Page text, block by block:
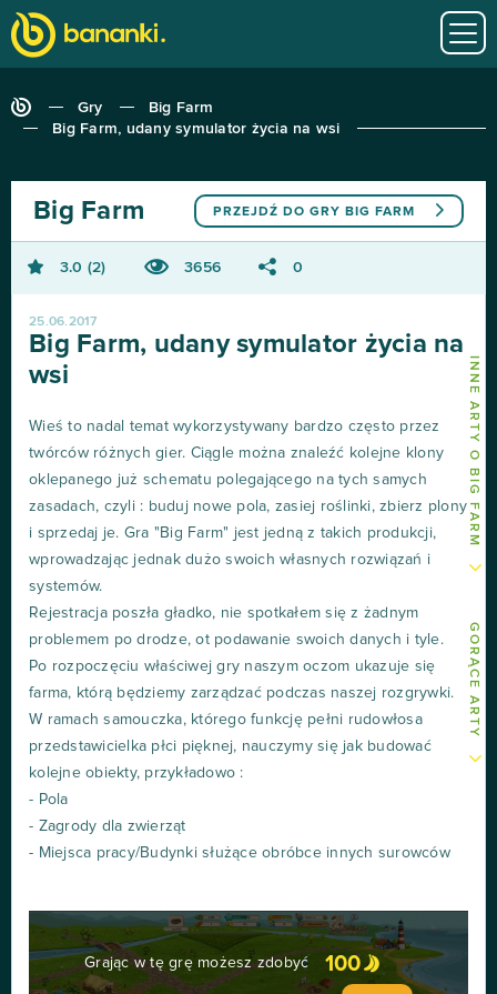
Gry
Big Farm
Big Farm, udany symulator życia na wsi
INNE ARTY O BIG FARM
GORĄCE ARTY
PRZEJDŹ DO GRY BIG FARM
Big Farm
3.0 2 3656 0
25.06.2017
Big Farm, udany symulator życia na
wsi
Wieś to nadal temat wykorzystywany bardzo często przez
twórców różnych gier. Ciągle można znaleźć kolejne klony
oklepanego już schematu polegającego na tych samych
zasadach, czyli : buduj nowe pola, zasiej roślinki, zbierz plony
i sprzedaj je. Gra "Big Farm" jest jedną z takich produkcji,
wprowadzając jednak dużo swoich własnych rozwiązań i
systemów.
Rejestracja poszła gładko, nie spotkałem się z żadnym
problemem po drodze, ot podawanie swoich danych i tyle.
Po rozpoczęciu właściwej gry naszym oczom ukazuje się
farma, którą będziemy zarządzać podczas naszej rozgrywki.
W ramach samouczka, którego funkcję pełni rudowłosa
przedstawicielka płci pięknej, nauczymy się jak budować
kolejne obiekty, przykładowo :
- Pola
- Zagrody dla zwierząt
- Miejsca pracy/Budynki służące obróbce innych surowców
Grając w tę grę możesz zdobyć 100